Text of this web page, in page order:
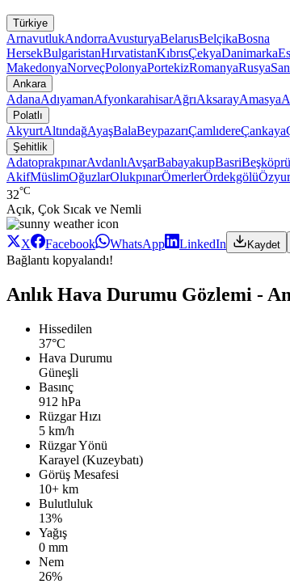
Türkiye
ArnavutlukAndorraAvusturyaBelarusBelçikaBosna
HersekBulgaristanHırvatistanKıbrısÇekyaDanimarka
MakedonyaNorveçPolonyaPortekizRomanyaRusya
Ankara
AdanaAdıyamanAfyonkarahisarAğrıAksarayAmasya
Polatlı
AkyurtAltındağAyaşBalaBeypazarıÇamlıdereÇankaya
Şehitlik
AdatoprakpınarAvdanlıAvşarBabayakupBasriBeşköprü
AkifMüslimOğuzlarOlukpınarÖmerlerÖrdekgölü
32°C
Açık, Çok Sıcak ve Nemli
X Facebook WhatsApp LinkedIn Kaydet
Bağlantı kopyalandı!
Anlık Hava Durumu Gözlemi -
Hissedilen
37°C
Hava Durumu
Güneşli
Basınç
912 hPa
Rüzgar Hızı
5 km/h
Rüzgar Yönü
Karayel (Kuzeybatı)
Görüş Mesafesi
10+ km
Bulutluluk
13%
Yağış
0 mm
Nem
26%